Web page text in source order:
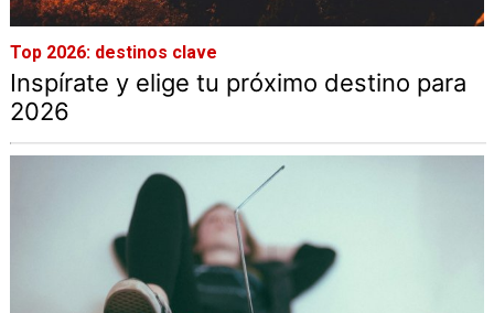
Top 2026: destinos clave
Inspírate y elige tu próximo destino para
2026